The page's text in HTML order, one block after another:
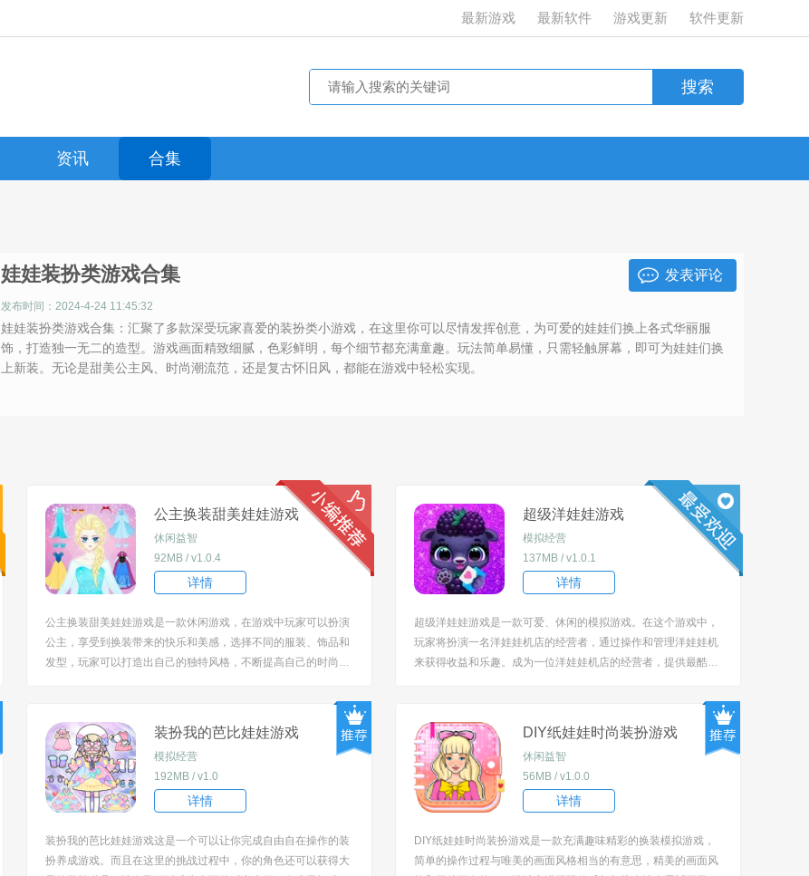
最新游戏 最新软件 游戏更新 软件更新
资讯 合集
娃娃装扮类游戏合集 发表评论
发布时间：2024-4-24 11:45:32
娃娃装扮类游戏合集：汇聚了多款深受玩家喜爱的装扮类小游戏，在这里你可以尽情发挥创意，为可爱的娃娃们换上各式华丽服
饰，打造独一无二的造型。游戏画面精致细腻，色彩鲜明，每个细节都充满童趣。玩法简单易懂，只需轻触屏幕，即可为娃娃们换
上新装。无论是甜美公主风、时尚潮流范，还是复古怀旧风，都能在游戏中轻松实现。
公主换装甜美娃娃游戏
休闲益智
92MB / v1.0.4
详情
公主换装甜美娃娃游戏是一款休闲游戏，在游戏中玩家可以扮演
公主，享受到换装带来的快乐和美感，选择不同的服装、饰品和
发型，玩家可以打造出自己的独特风格，不断提高自己的时尚品
快感。 ...
超级洋娃娃游戏
模拟经营
137MB / v1.0.1
详情
超级洋娃娃游戏是一款可爱、休闲的模拟游戏。在这个游戏中，
玩家将扮演一名洋娃娃机店的经营者，通过操作和管理洋娃娃机
来获得收益和乐趣。成为一位洋娃娃机店的经营者，提供最酷最
娃娃游戏中，玩家需...
装扮我的芭比娃娃游戏
模拟经营
192MB / v1.0
详情
装扮我的芭比娃娃游戏这是一个可以让你完成自由自在操作的装
扮养成游戏。而且在这里的挑战过程中，你的角色还可以获得大
DIY纸娃娃时尚装扮游戏
休闲益智
56MB / v1.0.0
详情
DIY纸娃娃时尚装扮游戏是一款充满趣味精彩的换装模拟游戏，
简单的操作过程与唯美的画面风格相当的有意思，精美的画面风